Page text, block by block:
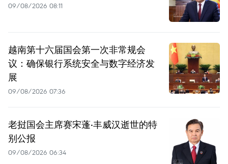
09/08/2026 08:11
越南第十六届国会第一次非常规会
议：确保银行系统安全与数字经济发
展
09/08/2026 07:36
老挝国会主席赛宋蓬·丰威汉逝世的特
别公报
09/08/2026 06:34